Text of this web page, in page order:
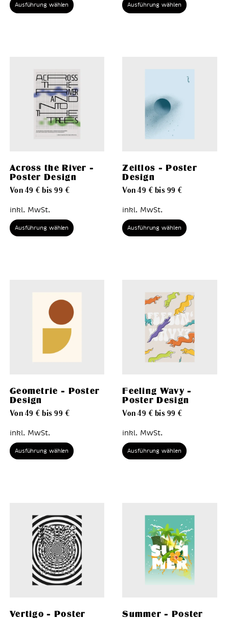
Ausführung wählen Ausführung wählen
Across the River –
Poster Design
Von 49€ bis99 €
inkl. MwSt.
Ausführung wählen
Zeitlos – Poster
Design
Von49 € bis 99€
inkl. MwSt.
Ausführung wählen
Geometrie – Poster
Design
Von 49€ bis99 €
inkl. MwSt.
Ausführung wählen
Feeling Wavy –
Poster Design
Von49 € bis 99€
inkl. MwSt.
Ausführung wählen
Vertigo – Poster
Summer – Poster